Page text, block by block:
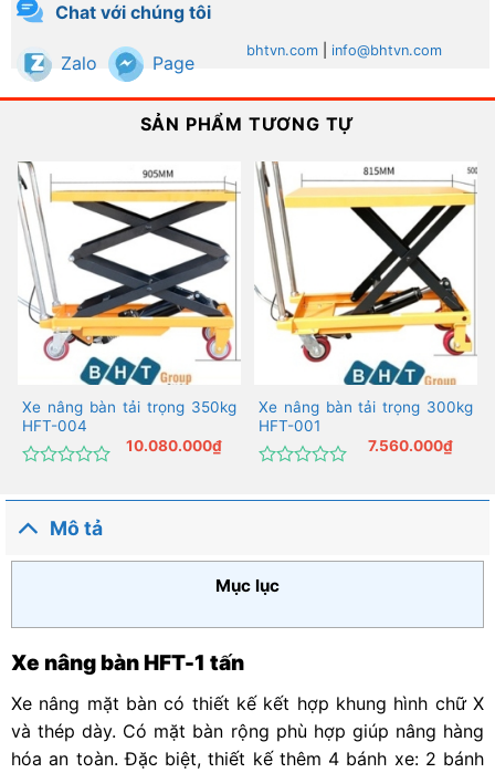
Chat với chúng tôi
Zalo Page
bhtvn.com info@bhtvn.com
SẢN PHẨM TƯƠNG TỰ
Xe nâng bàn tải trọng 350kg
HFT-004
xếp
0
10.080.000₫
Xe nâng bàn tải trọng 300kg
HFT-001
xếp
7.560.000₫
Mô tả
Mục lục
Xe nâng bàn HFT-1 tấn
Xe nâng mặt bàn có thiết kế kết hợp khung hình chữ X
và thép dày. Có mặt bàn rộng phù hợp giúp nâng hàng
hóa an toàn. Đặc biệt, thiết kế thêm 4 bánh xe: 2 bánh